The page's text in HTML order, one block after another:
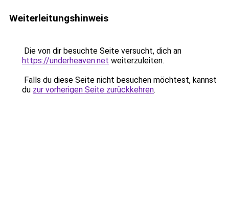
Weiterleitungshinweis
Die von dir besuchte Seite versucht, dich an
https://underheaven.net weiterzuleiten.
Falls du diese Seite nicht besuchen möchtest, kannst
du zur vorherigen Seite zurückkehren.